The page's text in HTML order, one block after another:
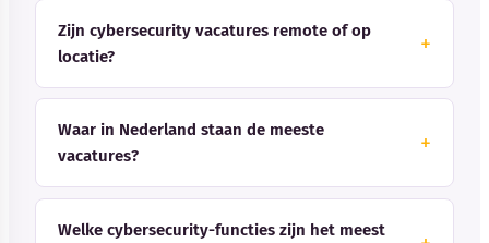
Zijn cybersecurity vacatures remote of op
locatie?
Waar in Nederland staan de meeste
vacatures?
Welke cybersecurity-functies zijn het meest